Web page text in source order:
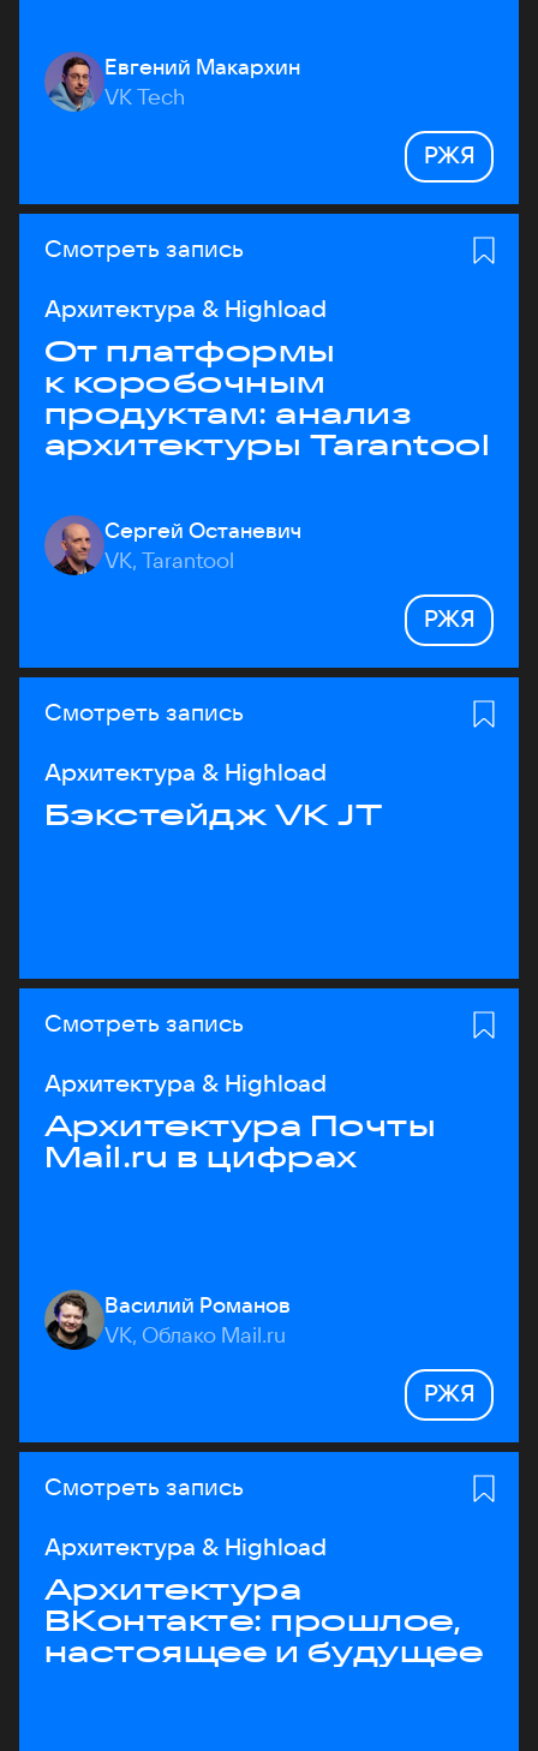
Евгений Макархин
VK Tech
РЖЯ
Смотреть запись
Архитектура & Highload
От платформы
к коробочным
продуктам: анализ
архитектуры Tarantool
Сергей Останевич
VK, Tarantool
РЖЯ
Смотреть запись
Архитектура & Highload
Бэкстейдж VK JT
Смотреть запись
Архитектура & Highload
Архитектура Почты
Mail.ru в цифрах
Василий Романов
VK, Облако Mail.ru
РЖЯ
Смотреть запись
Архитектура & Highload
Архитектура
ВКонтакте: прошлое,
настоящее и будущее